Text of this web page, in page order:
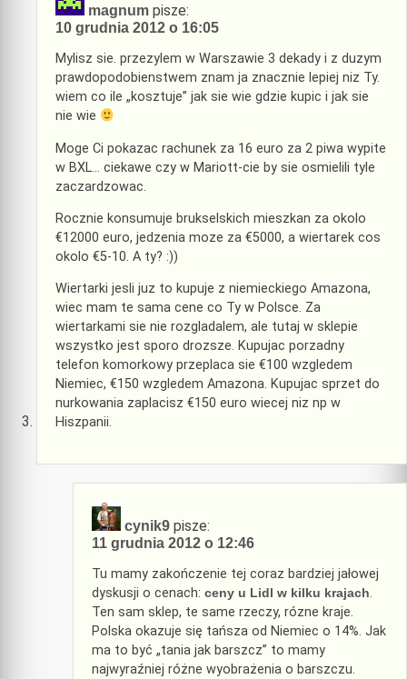
magnum pisze:
10 grudnia 2012 o 16:05
Mylisz sie. przezylem w Warszawie 3 dekady i z duzym
prawdopodobienstwem znam ja znacznie lepiej niz Ty.
wiem co ile „kosztuje” jak sie wie gdzie kupic i jak sie
nie wie
Moge Ci pokazac rachunek za 16 euro za 2 piwa wypite
w BXL… ciekawe czy w Mariott-cie by sie osmielili tyle
zaczardzowac.
Rocznie konsumuje brukselskich mieszkan za okolo
€12000 euro, jedzenia moze za €5000, a wiertarek cos
okolo €5-10. A ty? :))
Wiertarki jesli juz to kupuje z niemieckiego Amazona,
wiec mam te sama cene co Ty w Polsce. Za
wiertarkami sie nie rozgladalem, ale tutaj w sklepie
wszystko jest sporo drozsze. Kupujac porzadny
telefon komorkowy przeplaca sie €100 wzgledem
Niemiec, €150 wzgledem Amazona. Kupujac sprzet do
nurkowania zaplacisz €150 euro wiecej niz np w
Hiszpanii.
cynik9 pisze:
11 grudnia 2012 o 12:46
Tu mamy zakończenie tej coraz bardziej jałowej
dyskusji o cenach: ceny u Lidl w kilku krajach.
Ten sam sklep, te same rzeczy, rózne kraje.
Polska okazuje się tańsza od Niemiec o 14%. Jak
ma to być „tania jak barszcz” to mamy
najwyraźniej różne wyobrażenia o barszczu.